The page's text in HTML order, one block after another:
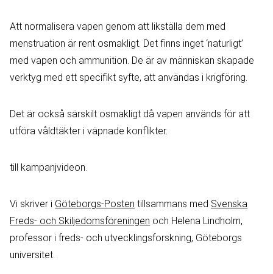
Att normalisera vapen genom att likställa dem med
menstruation är rent osmakligt. Det finns inget ‘naturligt’
med vapen och ammunition. De är av människan skapade
verktyg med ett specifikt syfte, att användas i krigföring.
Det är också särskilt osmakligt då vapen används för att
utföra våldtäkter i väpnade konflikter.
till kampanjvideon.
Vi skriver i Göteborgs-Posten tillsammans med Svenska
Freds- och Skiljedomsföreningen och Helena Lindholm,
professor i freds- och utvecklingsforskning, Göteborgs
universitet.